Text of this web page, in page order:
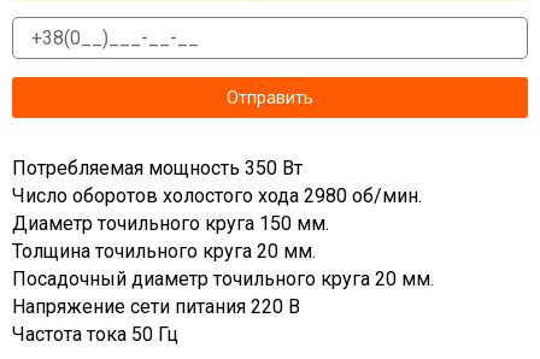
Потребляемая мощность 350 Вт
Число оборотов холостого хода 2980 об/мин.
Диаметр точильного круга 150 мм.
Толщина точильного круга 20 мм.
Посадочный диаметр точильного круга 20 мм.
Напряжение сети питания 220 В
Частота тока 50 Гц